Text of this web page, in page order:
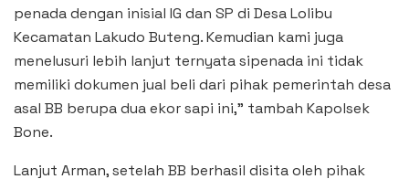
penada dengan inisial IG dan SP di Desa Lolibu
Kecamatan Lakudo Buteng. Kemudian kami juga
menelusuri lebih lanjut ternyata sipenada ini tidak
memiliki dokumen jual beli dari pihak pemerintah desa
asal BB berupa dua ekor sapi ini,” tambah Kapolsek
Bone.
Lanjut Arman, setelah BB berhasil disita oleh pihak